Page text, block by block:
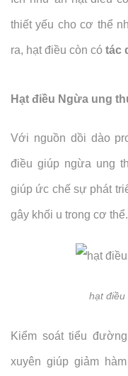
thiết yếu cho cơ thể
ra, hạt điều còn có tác
Hạt điều Ngừa ung
Với nguồn dồi dào
điều giúp ngừa ung
giúp ức chế sự phát
gây khối u trong cơ thể.
hạt điều
Kiểm soát tiểu
xuyên giúp giảm